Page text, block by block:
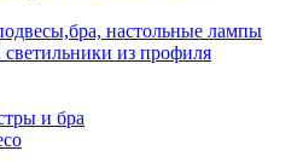
настольные лампы
из профиля
и бра